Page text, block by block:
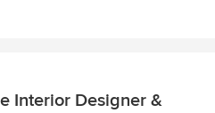
Interior Designer &